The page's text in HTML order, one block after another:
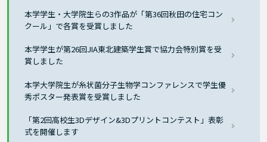
本学学生・大学院生らの3作品が「第36回秋田の住宅コン
クール」で各賞を受賞しました
本学学生が第26回JIA東北建築学生賞で協力会特別賞を受
賞しました
本学大学院生が糸状菌分子生物学コンファレンスで学生優
秀ポスター発表賞を受賞しました
「第2回高校生3Dデザイン&3Dプリントコンテスト」表彰
式を開催します